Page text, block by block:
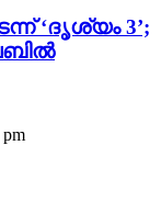
‘ദൃശ്യം 3’;